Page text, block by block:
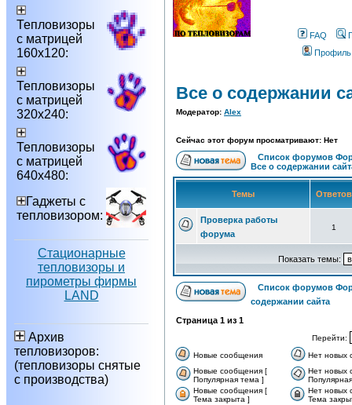
Тепловизоры
с матрицей
160х120:
Тепловизоры
с матрицей
320х240:
Тепловизоры
с матрицей
640х480:
Гаджеты с
тепловизором:
Стационарные
тепловизоры и
пирометры фирмы
LAND
Архив
тепловизоров:
(тепловизоры снятые
с производства)
FAQ
Профиль
Все о содержании
Модератор: Alex
Сейчас этот форум просматривают: Нет
Список форумов
Все о содержании
Темы
Проверка работы
форума
1
Показать темы:
Список форумов
содержании сайта
Страница 1 из 1
Перейти:
Новые сообщения
Нет новых
Новые сообщения [
Популярная тема ]
Нет новых
Новые сообщения [
Тема закрыта ]
Нет новых
Тема